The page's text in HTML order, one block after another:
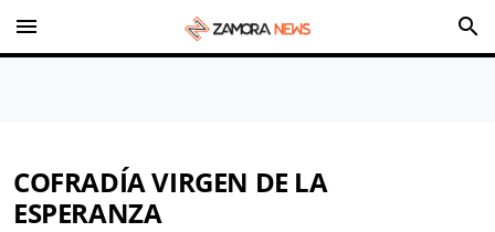
menu search
COFRADÍA VIRGEN DE LA
ESPERANZA